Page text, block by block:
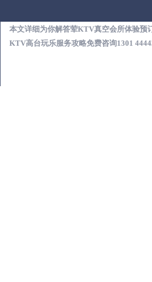
本文详细为你解答荤KTV真空会所体验预
KTV高台玩乐服务攻略免费咨询1301